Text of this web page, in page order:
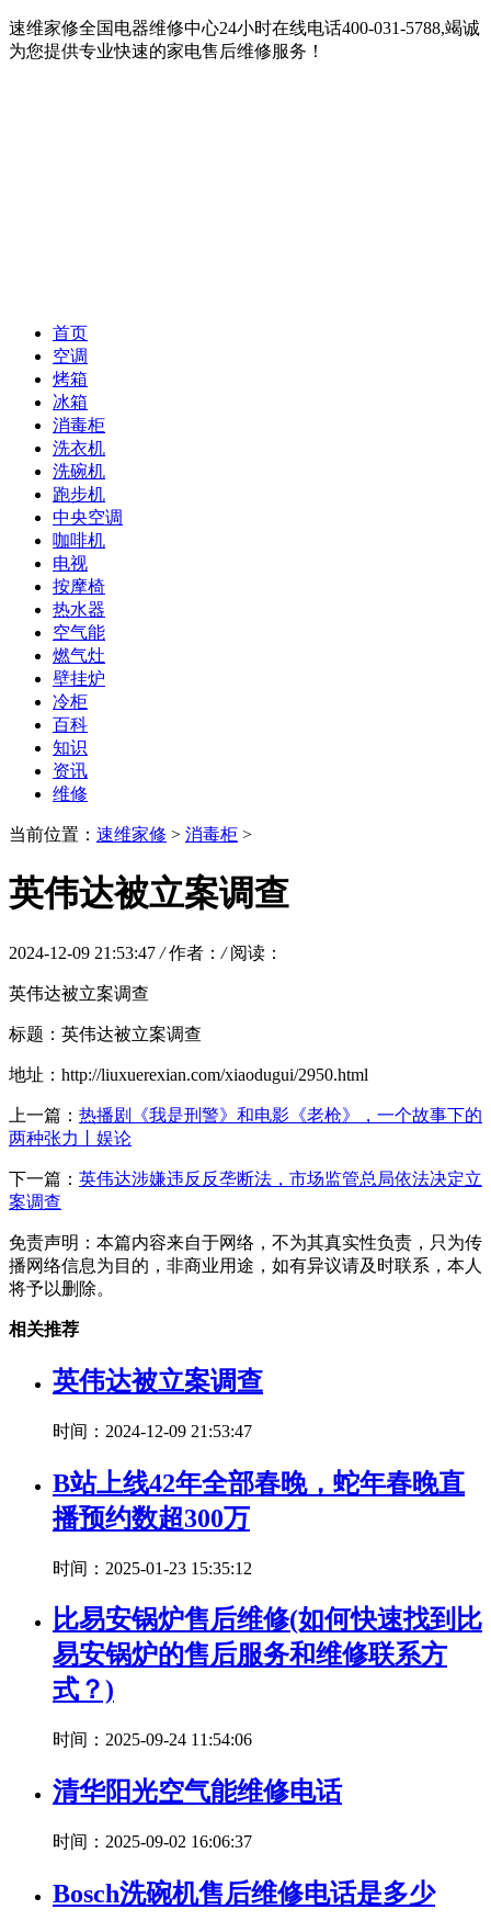
速维家修全国电器维修中心24小时在线电话400-031-5788,竭诚
为您提供专业快速的家电售后维修服务！
首页
空调
烤箱
冰箱
消毒柜
洗衣机
洗碗机
跑步机
中央空调
咖啡机
电视
按摩椅
热水器
空气能
燃气灶
壁挂炉
冷柜
百科
知识
资讯
维修
当前位置： 速维家修 > 消毒柜 >
英伟达被立案调查
2024-12-09 21:53:47 / 作者： / 阅读：
英伟达被立案调查
标题：英伟达被立案调查
地址：http://liuxuerexian.com/xiaodugui/2950.html
上一篇： 热播剧《我是刑警》和电影《老枪》，一个故事下的
两种张力丨娱论
下一篇： 英伟达涉嫌违反反垄断法，市场监管总局依法决定立
案调查
免责声明：本篇内容来自于网络，不为其真实性负责，只为传
播网络信息为目的，非商业用途，如有异议请及时联系，本人
将予以删除。
相关推荐
英伟达被立案调查
时间：2024-12-09 21:53:47
B站上线42年全部春晚，蛇年春晚直
播预约数超300万
时间：2025-01-23 15:35:12
比易安锅炉售后维修(如何快速找到比
易安锅炉的售后服务和维修联系方
式？)
时间：2025-09-24 11:54:06
清华阳光空气能维修电话
时间：2025-09-02 16:06:37
Bosch洗碗机售后维修电话是多少